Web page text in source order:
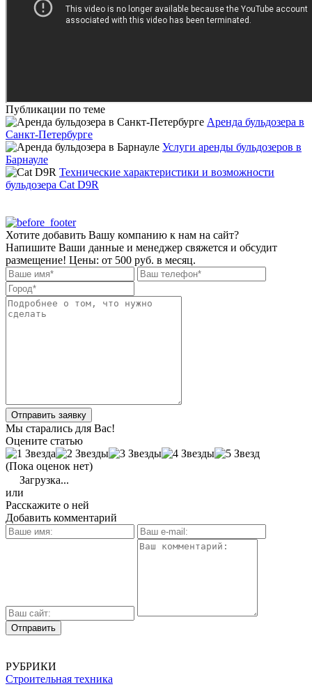
Публикации по теме
Аренда бульдозера в
Санкт-Петербурге
Услуги аренды бульдозеров в
Барнауле
Технические характеристики и возможности
бульдозера Cat D9R
Хотите добавить Вашу компанию к нам на сайт?
Напишите Ваши данные и менеджер свяжется и обсудит
размещение! Цены: от 500 руб. в месяц.
Отправить заявку
Мы старались для Вас!
Оцените статью
(Пока оценок нет)
Загрузка...
или
Расскажите о ней
Добавить комментарий
РУБРИКИ
Строительная техника